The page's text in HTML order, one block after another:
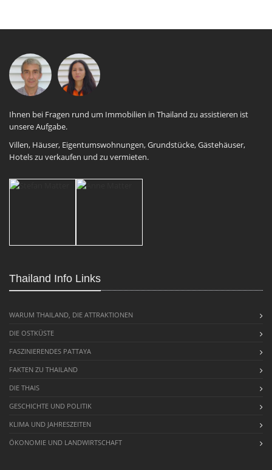
Ihnen bei Fragen rund um Immobilien in Thailand zu assistieren ist
unsere Aufgabe.
Villen, Häuser, Eigentumswohnungen, Grundstücke, Gästehäuser,
Hotels zu verkaufen und zu vermieten.
Thailand Info Links
WARUM THAILAND, DIE ATTRAKTIONEN
DIE OSTKÜSTE
FASZINIERENDES PATTAYA
FAKTEN ZU THAILAND
DIE THAIS
GESCHICHTE UND POLITIK
KLIMA UND JAHRESZEITEN
ÖKONOMIE UND LANDWIRTSCHAFT